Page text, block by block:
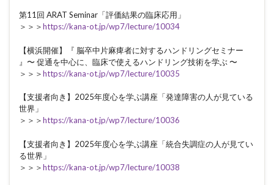
第11回 ARAT Seminar「評価結果の臨床応用」
＞＞＞https://kana-ot.jp/wp7/lecture/10034
【横浜開催】『 脳卒中片麻痺者に対するハンドリングセミナー
』〜 促通を中心に、臨床で使えるハンドリング技術を学ぶ 〜
＞＞＞https://kana-ot.jp/wp7/lecture/10035
【支援者向き】2025年度心を学ぶ講座「発達障害の人が見ている
世界」
＞＞＞https://kana-ot.jp/wp7/lecture/10036
【支援者向き】2025年度心を学ぶ講座「統合失調症の人が見てい
る世界」
＞＞＞https://kana-ot.jp/wp7/lecture/10038